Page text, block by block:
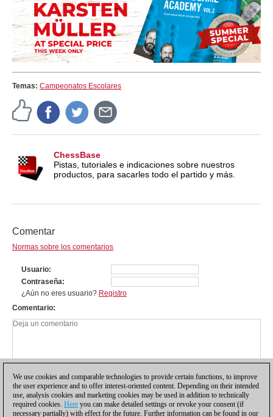
Temas: Campeonatos Escolares
ChessBase
Pistas, tutoriales e indicaciones sobre nuestros
productos, para sacarles todo el partido y más.
Comentar
Normas sobre los comentarios
Usuario
Contraseña
¿Aún no eres usuario? Registro
Comentario
We use cookies and comparable technologies to provide certain functions, to improve
the user experience and to offer interest-oriented content. Depending on their intended
use, analysis cookies and marketing cookies may be used in addition to technically
required cookies. Here you can make detailed settings or revoke your consent (if
necessary partially) with effect for the future. Further information can be found in our